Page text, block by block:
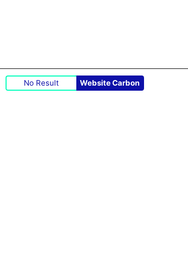
No Result Website Carbon